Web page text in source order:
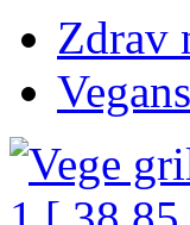
Zdrav